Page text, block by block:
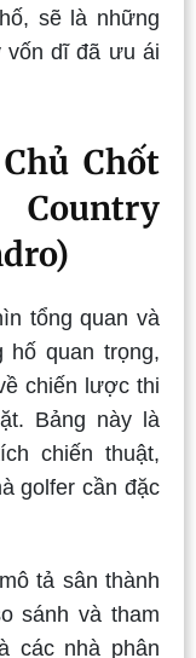
sẽ là những
vốn dĩ đã ưu ái
Chốt
Country
tổng quan và
quan trọng,
chiến lược thi
Bảng này là
chiến thuật,
golfer cần đặc
tả sân thành
sánh và tham
các nhà phân